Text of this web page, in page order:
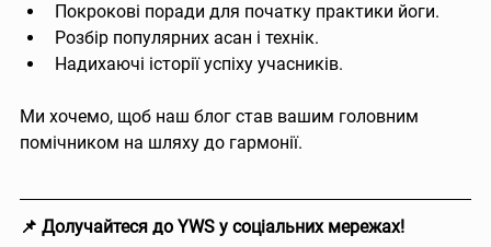
Покрокові поради для початку практики йоги.
Розбір популярних асан і технік.
Надихаючі історії успіху учасників.
Ми хочемо, щоб наш блог став вашим головним
помічником на шляху до гармонії.
📌 Долучайтеся до YWS у соціальних мережах!